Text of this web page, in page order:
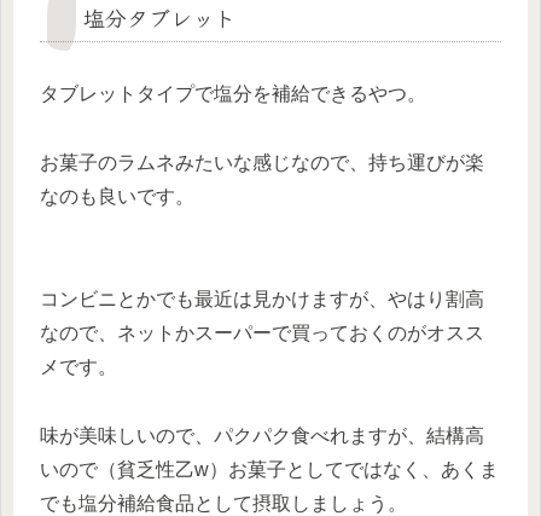
塩分タブレット
タブレットタイプで塩分を補給できるやつ。
お菓子のラムネみたいな感じなので、持ち運びが楽
なのも良いです。
コンビニとかでも最近は見かけますが、やはり割高
なので、ネットかスーパーで買っておくのがオスス
メです。
味が美味しいので、パクパク食べれますが、結構高
いので（貧乏性乙w）お菓子としてではなく、あくま
でも塩分補給食品として摂取しましょう。